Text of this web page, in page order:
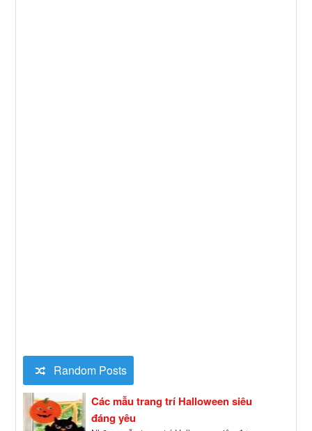
Random Posts
Các mẫu trang trí Halloween siêu
đáng yêu